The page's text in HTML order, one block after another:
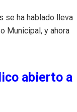
se ha hablado lleva
Municipal, y ahora
abierto a